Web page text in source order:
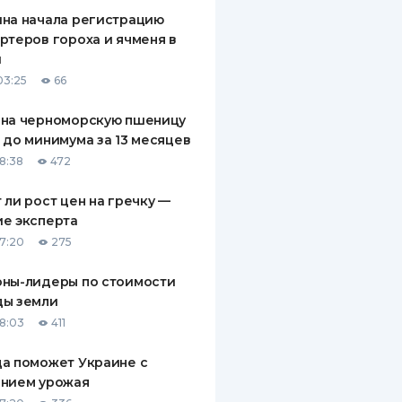
начала регистрацию
гороха и ячменя в
66
черноморскую пшеницу
до минимума за 13 месяцев
472
ли рост цен на гречку —
эксперта
275
лидеры по стоимости
земли
411
поможет Украине с
урожая